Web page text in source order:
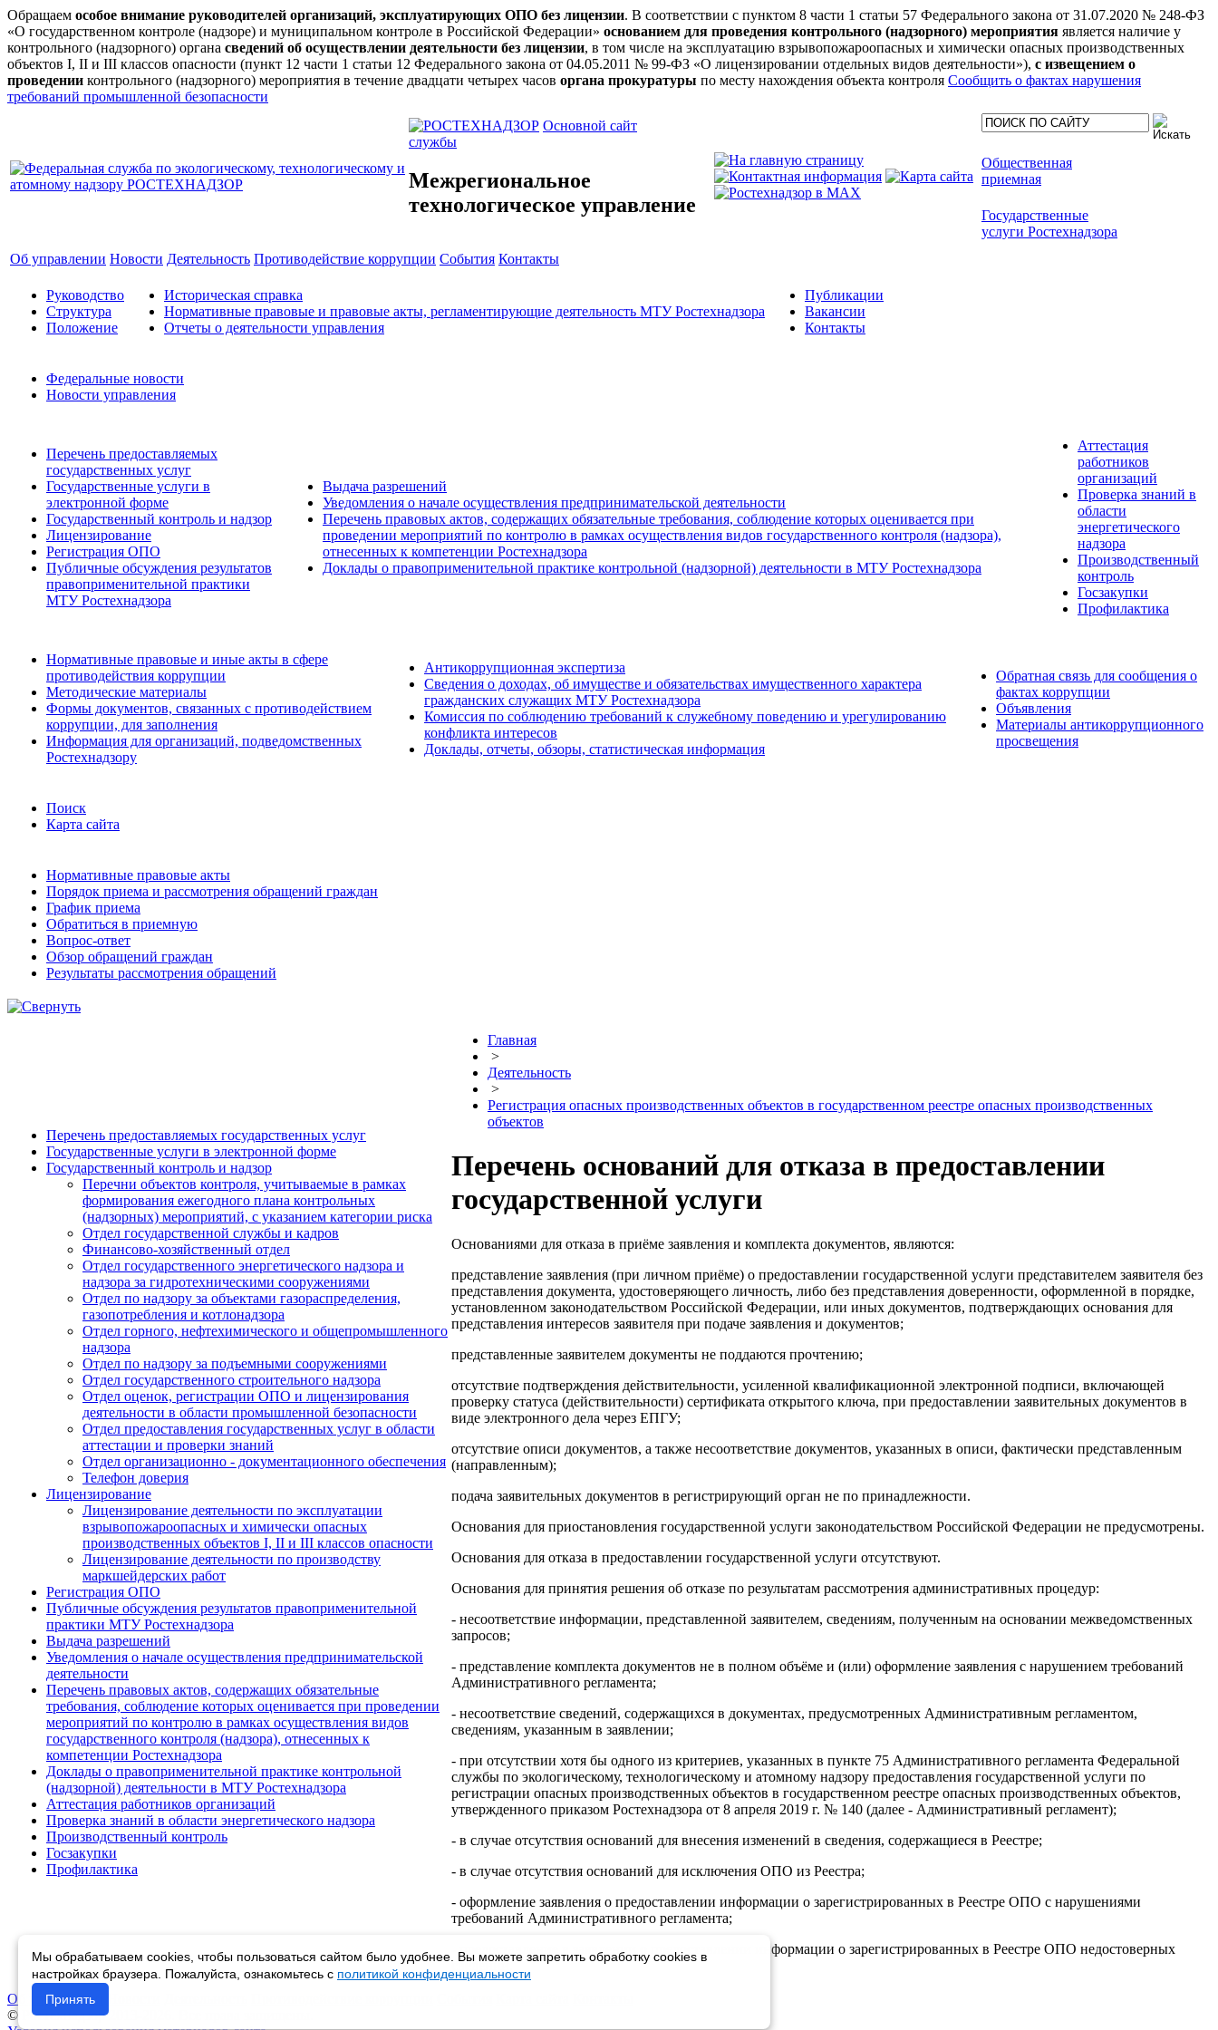
Обращаем особое внимание руководителей организаций, эксплуатирующих ОПО без лицензии. В соответствии с пунктом 8 части 1 статьи 57 Федерального закона от 31.07.2020 № 248-ФЗ
«О государственном контроле (надзоре) и муниципальном контроле в Российской Федерации» основанием для проведения контрольного (надзорного) мероприятия является наличие у
контрольного (надзорного) органа сведений об осуществлении деятельности без лицензии, в том числе на эксплуатацию взрывопожароопасных и химически опасных производственных
объектов I, II и III классов опасности (пункт 12 части 1 статьи 12 Федерального закона от 04.05.2011 № 99-ФЗ «О лицензировании отдельных видов деятельности»), с извещением о
проведении контрольного (надзорного) мероприятия в течение двадцати четырех часов органа прокуратуры по месту нахождения объекта контроля Сообщить о фактах нарушения
требований промышленной безопасности
Основной сайт
службы
Межрегиональное
технологическое управление
Общественная
приемная
Государственные
услуги Ростехнадзора
Об управлении Новости Деятельность Противодействие коррупции События Контакты
Руководство
Структура
Положение
Историческая справка
Нормативные правовые и правовые акты, регламентирующие деятельность МТУ Ростехнадзора
Отчеты о деятельности управления
Публикации
Вакансии
Контакты
Федеральные новости
Новости управления
Перечень предоставляемых
государственных услуг
Государственные услуги в
электронной форме
Государственный контроль и надзор
Лицензирование
Регистрация ОПО
Публичные обсуждения результатов
правоприменительной практики
МТУ Ростехнадзора
Выдача разрешений
Уведомления о начале осуществления предпринимательской деятельности
Перечень правовых актов, содержащих обязательные требования, соблюдение которых оценивается при
проведении мероприятий по контролю в рамках осуществления видов государственного контроля (надзора),
отнесенных к компетенции Ростехнадзора
Доклады о правоприменительной практике контрольной (надзорной) деятельности в МТУ Ростехнадзора
Аттестация
работников
организаций
Проверка знаний в
области
энергетического
надзора
Производственный
контроль
Госзакупки
Профилактика
Нормативные правовые и иные акты в сфере
противодействия коррупции
Методические материалы
Формы документов, связанных с противодействием
коррупции, для заполнения
Информация для организаций, подведомственных
Ростехнадзору
Антикоррупционная экспертиза
Сведения о доходах, об имуществе и обязательствах имущественного характера
гражданских служащих МТУ Ростехнадзора
Комиссия по соблюдению требований к служебному поведению и урегулированию
конфликта интересов
Доклады, отчеты, обзоры, статистическая информация
Обратная связь для сообщения о
фактах коррупции
Объявления
Материалы антикоррупционного
просвещения
Поиск
Карта сайта
Нормативные правовые акты
Порядок приема и рассмотрения обращений граждан
График приема
Обратиться в приемную
Вопрос-ответ
Обзор обращений граждан
Результаты рассмотрения обращений
Перечень предоставляемых государственных услуг
Государственные услуги в электронной форме
Государственный контроль и надзор
Перечни объектов контроля, учитываемые в рамках
формирования ежегодного плана контрольных
(надзорных) мероприятий, с указанием категории риска
Отдел государственной службы и кадров
Финансово-хозяйственный отдел
Отдел государственного энергетического надзора и
надзора за гидротехническими сооружениями
Отдел по надзору за объектами газораспределения,
газопотребления и котлонадзора
Отдел горного, нефтехимического и общепромышленного
надзора
Отдел по надзору за подъемными сооружениями
Отдел государственного строительного надзора
Отдел оценок, регистрации ОПО и лицензирования
деятельности в области промышленной безопасности
Отдел предоставления государственных услуг в области
аттестации и проверки знаний
Отдел организационно - документационного обеспечения
Телефон доверия
Лицензирование
Лицензирование деятельности по эксплуатации
взрывопожароопасных и химически опасных
производственных объектов I, II и III классов опасности
Лицензирование деятельности по производству
маркшейдерских работ
Регистрация ОПО
Публичные обсуждения результатов правоприменительной
практики МТУ Ростехнадзора
Выдача разрешений
Уведомления о начале осуществления предпринимательской
деятельности
Перечень правовых актов, содержащих обязательные
требования, соблюдение которых оценивается при проведении
мероприятий по контролю в рамках осуществления видов
государственного контроля (надзора), отнесенных к
компетенции Ростехнадзора
Доклады о правоприменительной практике контрольной
(надзорной) деятельности в МТУ Ростехнадзора
Аттестация работников организаций
Проверка знаний в области энергетического надзора
Производственный контроль
Госзакупки
Профилактика
Главная
>
Деятельность
>
Регистрация опасных производственных объектов в государственном реестре опасных производственных
объектов
Перечень оснований для отказа в предоставлении
государственной услуги
Основаниями для отказа в приёме заявления и комплекта документов, являются:
представление заявления (при личном приёме) о предоставлении государственной услуги представителем заявителя без
представления документа, удостоверяющего личность, либо без представления доверенности, оформленной в порядке,
установленном законодательством Российской Федерации, или иных документов, подтверждающих основания для
представления интересов заявителя при подаче заявления и документов;
представленные заявителем документы не поддаются прочтению;
отсутствие подтверждения действительности, усиленной квалификационной электронной подписи, включающей
проверку статуса (действительности) сертификата открытого ключа, при предоставлении заявительных документов в
виде электронного дела через ЕПГУ;
отсутствие описи документов, а также несоответствие документов, указанных в описи, фактически представленным
(направленным);
подача заявительных документов в регистрирующий орган не по принадлежности.
Основания для приостановления государственной услуги законодательством Российской Федерации не предусмотрены.
Основания для отказа в предоставлении государственной услуги отсутствуют.
Основания для принятия решения об отказе по результатам рассмотрения административных процедур:
- несоответствие информации, представленной заявителем, сведениям, полученным на основании межведомственных
запросов;
- представление комплекта документов не в полном объёме и (или) оформление заявления с нарушением требований
Административного регламента;
- несоответствие сведений, содержащихся в документах, предусмотренных Административным регламентом,
сведениям, указанным в заявлении;
- при отсутствии хотя бы одного из критериев, указанных в пункте 75 Административного регламента Федеральной
службы по экологическому, технологическому и атомному надзору предоставления государственной услуги по
регистрации опасных производственных объектов в государственном реестре опасных производственных объектов,
утвержденного приказом Ростехнадзора от 8 апреля 2019 г. № 140 (далее - Административный регламент);
- в случае отсутствия оснований для внесения изменений в сведения, содержащиеся в Реестре;
- в случае отсутствия оснований для исключения ОПО из Реестра;
- оформление заявления о предоставлении информации о зарегистрированных в Реестре ОПО с нарушениями
требований Административного регламента;
- предоставление в заявлении о предоставлении информации о зарегистрированных в Реестре ОПО недостоверных
сведений.
Об управлении
© Ростехнадзор 2013-2026. Все права защищены.
Мы обрабатываем cookies, чтобы пользоваться сайтом было удобнее. Вы можете запретить обработку cookies в
настройках браузера. Пожалуйста, ознакомьтесь с политикой конфиденциальности
Принять